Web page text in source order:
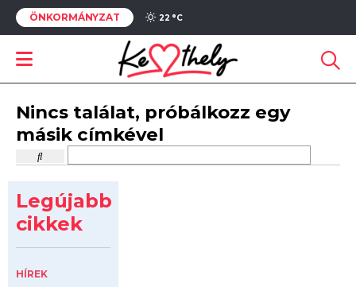
ÖNKORMÁNYZAT 22 °C
Nincs találat, próbálkozz egy
másik címkével
Legújabb
cikkek
HÍREK